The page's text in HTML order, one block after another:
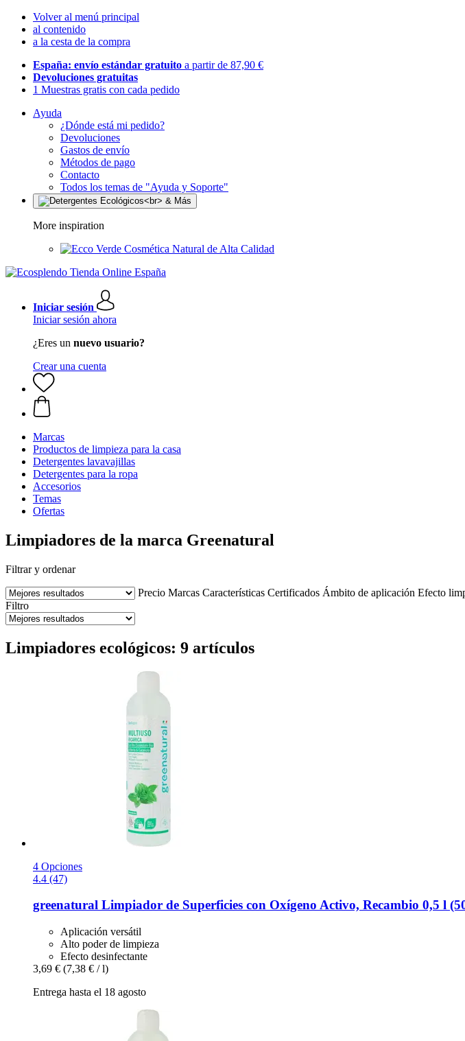
Volver al menú principal
al contenido
a la cesta de la compra
España: envío estándar gratuito a partir de 87,90 €
Devoluciones gratuitas
1 Muestras gratis con cada pedido
Ayuda
¿Dónde está mi pedido?
Devoluciones
Gastos de envío
Métodos de pago
Contacto
Todos los temas de "Ayuda y Soporte"
More inspiration
Cosmética Natural de Alta Calidad
Iniciar sesión
Iniciar sesión ahora
¿Eres un nuevo usuario?
Crear una cuenta
Marcas
Productos de limpieza para la casa
Detergentes lavavajillas
Detergentes para la ropa
Accesorios
Temas
Ofertas
Limpiadores de la marca Greenatural
Filtrar y ordenar
Precio Marcas Características Certificados Ámbito de aplicación Efecto
Filtro
Limpiadores ecológicos: 9 artículos
4 Opciones
4.4 (47)
greenatural Limpiador de Superficies con Oxígeno Activo, Recambio 0,5 l
Aplicación versátil
Alto poder de limpieza
Efecto desinfectante
3,69 € (7,38 € / l)
Entrega hasta el 18 agosto